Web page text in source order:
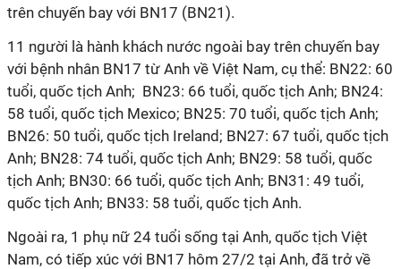
trên chuyến bay với BN17 (BN21).
11 người là hành khách nước ngoài bay trên chuyến bay
với bệnh nhân BN17 từ Anh về Việt Nam, cụ thể: BN22: 60
tuổi, quốc tịch Anh; BN23: 66 tuổi, quốc tịch Anh; BN24:
58 tuổi, quốc tịch Mexico; BN25: 70 tuổi, quốc tịch Anh;
BN26: 50 tuổi, quốc tịch Ireland; BN27: 67 tuổi, quốc tịch
Anh; BN28: 74 tuổi, quốc tịch Anh; BN29: 58 tuổi, quốc
tịch Anh; BN30: 66 tuổi, quốc tịch Anh; BN31: 49 tuổi,
quốc tịch Anh; BN33: 58 tuổi, quốc tịch Anh.
Ngoài ra, 1 phụ nữ 24 tuổi sống tại Anh, quốc tịch Việt
Nam, có tiếp xúc với BN17 hôm 27/2 tại Anh, đã trở về